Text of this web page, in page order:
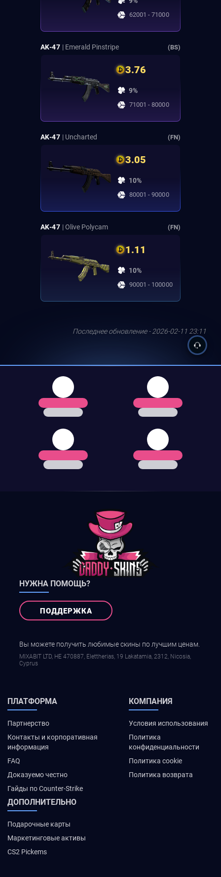
62001 - 71000
AK-47 | Emerald Pinstripe (BS)
3.76
9%
71001 - 80000
AK-47 | Uncharted (FN)
3.05
10%
80001 - 90000
AK-47 | Olive Polycam (FN)
1.11
10%
90001 - 100000
Последнее обновление - 2026-02-11 23:11
НУЖНА ПОМОЩЬ?
ПОДДЕРЖКА
Вы можете получить любимые скины по лучшим ценам.
MIXABIT LTD, ΗΕ 470887, Elettherias, 19 Lakatamia, 2312, Nicosia,
Cyprus
ПЛАТФОРМА
Партнерство
Контакты и корпоративная
информация
FAQ
Доказуемо честно
Гайды по Counter-Strike
КОМПАНИЯ
Условия использования
Политика
конфиденциальности
Политика cookie
Политика возврата
ДОПОЛНИТЕЛЬНО
Подарочные карты
Маркетинговые активы
CS2 Pickems